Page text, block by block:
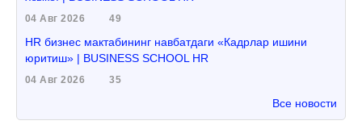
04 Авг 2026 49
HR бизнес мактабининг навбатдаги «Кадрлар ишини
юритиш» | BUSINESS SCHOOL HR
04 Авг 2026 35
Все новости